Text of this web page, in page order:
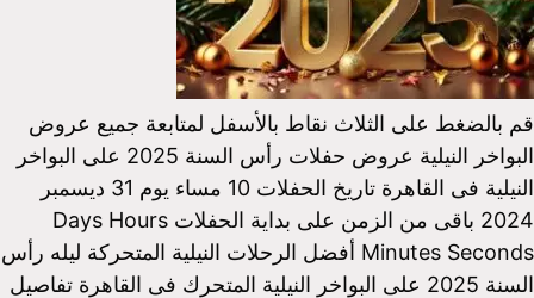
قم بالضغط على الثلاث نقاط بالأسفل لمتابعة جميع عروض
البواخر النيلية عروض حفلات رأس السنة 2025 على البواخر
النيلية فى القاهرة تاريخ الحفلات 10 مساء يوم 31 ديسمبر
2024 باقى من الزمن على بداية الحفلات Days Hours
Minutes Seconds أفضل الرحلات النيلية المتحركة ليله رأس
السنة 2025 على البواخر النيلية المتحرك فى القاهرة تفاصيل